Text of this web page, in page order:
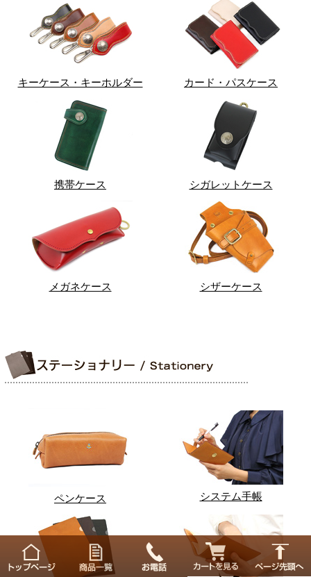
キーケース・キーホルダー カード・パスケース
携帯ケース シガレットケース
メガネケース シザーケース
ペンケース システム手帳